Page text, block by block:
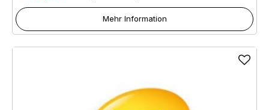
Mehr Information